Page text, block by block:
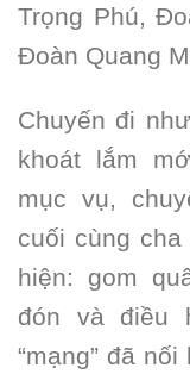
Trọng Phú,
Đoàn Quang
Chuyến đi
khoát lắm
mục vụ,
cuối cùng
hiện: gom
đón và điều
“mạng” đã